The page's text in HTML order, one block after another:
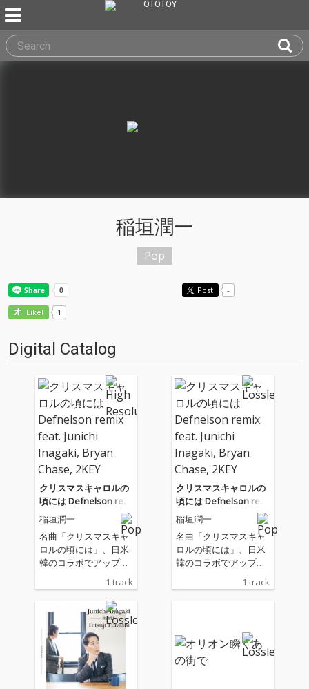
稲垣潤一
Pop
Post -
Like! 1
Digital Catalog
クリスマスキャロルの
頃には Defnelson remi
x feat. Junichi Inagaki,
Bryan Chase, 2KEY
稲垣潤一
名曲「クリスマスキャ
ロルの頃には」、日米
韓のコラボでアップデ
クリエイターが集うプ
ラットフォーム「SURF
MUSIC」で昨年実施さ
れたリミックスコンペ
の優秀作品で、満を持
しての正式リリースと
なった。リミックスを
手掛けたのは、アメリ
1 track
クリスマスキャロルの
頃には Defnelson remi
x feat. Junichi Inagaki,
Bryan Chase, 2KEY
稲垣潤一
名曲「クリスマスキャ
ロルの頃には」、日米
韓のコラボでアップデ
ート。本作は世界中の
クリエイターが集うプ
の優秀作品で、満を持
しての正式リリースと
なった。リミックスを
1 track